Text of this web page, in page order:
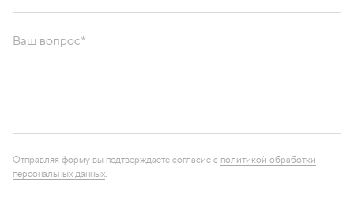
персональных данных
Каталог запчастей